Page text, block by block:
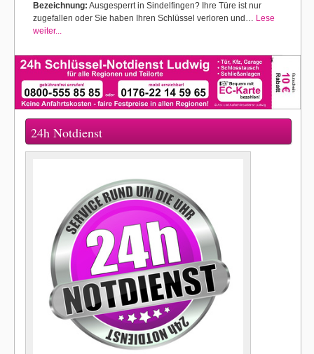
Bezeichnung: Ausgesperrt in Sindelfingen? Ihre Türe ist nur
zugefallen oder Sie haben Ihren Schlüssel verloren und… Lese
weiter...
24h Notdienst